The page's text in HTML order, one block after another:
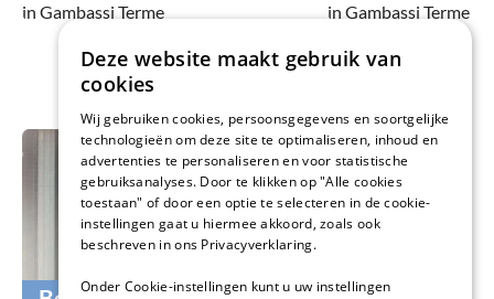
in Gambassi Terme in Gambassi Terme
Deze website maakt gebruik van
cookies
Wij gebruiken cookies, persoonsgegevens en soortgelijke
technologieën om deze site te optimaliseren, inhoud en
advertenties te personaliseren en voor statistische
gebruiksanalyses. Door te klikken op "Alle cookies
toestaan" of door een optie te selecteren in de cookie-
instellingen gaat u hiermee akkoord, zoals ook
beschreven in ons Privacyverklaring.
Onder Cookie-instellingen kunt u uw instellingen